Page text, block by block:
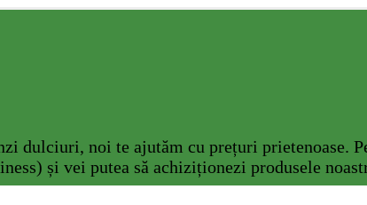
dulciuri, noi te ajutăm cu prețuri prietenoase.
și vei putea să achiziționezi produsele